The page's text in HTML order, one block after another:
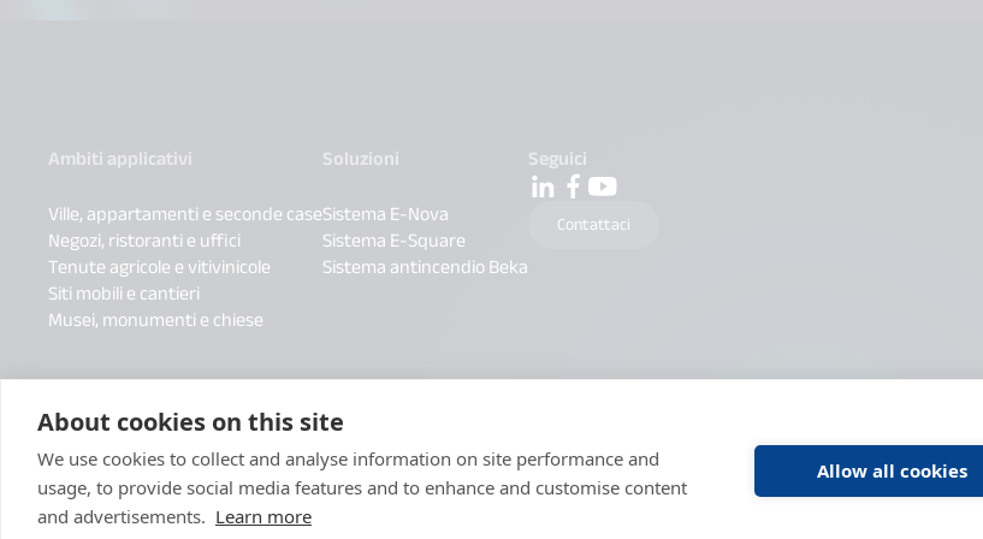
About cookies on this site
We use cookies to collect and analyse information on site performance and
usage, to provide social media features and to enhance and customise content
and advertisements. Learn more
Allow all cookies
Ambiti applicativi
Ville, appartamenti e seconde case
Negozi, ristoranti e uffici
Tenute agricole e vitivinicole
Siti mobili e cantieri
Musei, monumenti e chiese
Soluzioni
Sistema E-Nova
Sistema E-Square
Sistema antincendio Beka
Seguici
Contattaci